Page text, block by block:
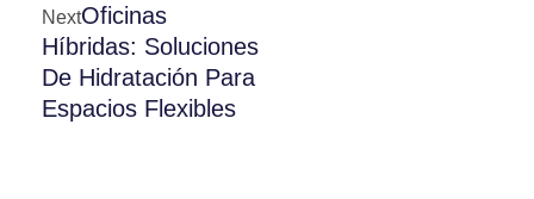
NextOficinas
Híbridas: Soluciones
De Hidratación Para
Espacios Flexibles